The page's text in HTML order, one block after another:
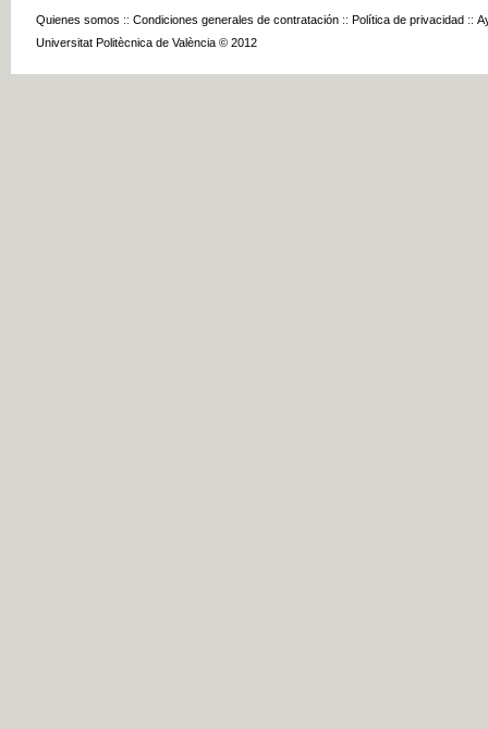
Quienes somos :: Condiciones generales de contratación :: Política de privacidad ::
Universitat Politècnica de València © 2012